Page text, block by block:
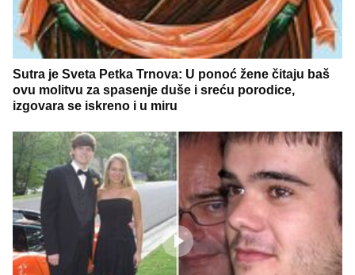
Sutra je Sveta Petka Trnova: U ponoć žene čitaju baš
ovu molitvu za spasenje duše i sreću porodice,
izgovara se iskreno i u miru